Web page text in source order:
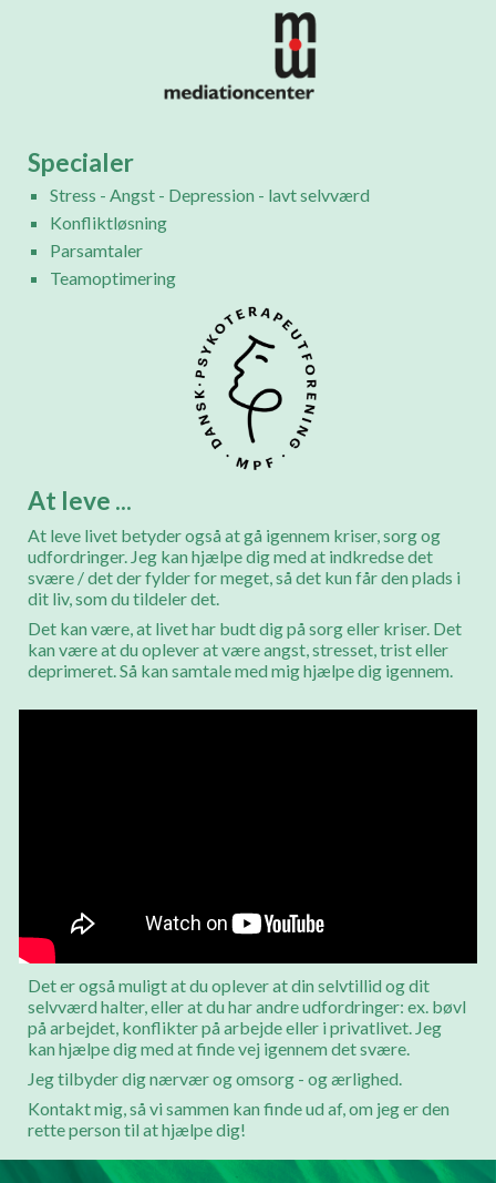
Specialer
Stress - Angst - Depression - lavt selvværd
Konfliktløsning
Parsamtaler
Teamoptimering
At leve ...
At leve livet betyder også at gå igennem kriser, sorg og
udfordringer. Jeg kan hjælpe dig med at indkredse det
svære / det der fylder for meget, så det kun får den plads i
dit liv, som du tildeler det.
Det kan være, at livet har budt dig på sorg eller kriser. Det
kan være at du oplever at være angst, stresset, trist eller
deprimeret. Så kan samtale med mig hjælpe dig igennem.
Det er også muligt at du oplever at din selvtillid og dit
selvværd halter, eller at du har andre udfordringer: ex. bøvl
på arbejdet, konflikter på arbejde eller i privatlivet. Jeg
kan hjælpe dig med at finde vej igennem det svære.
Jeg tilbyder dig nærvær og omsorg - og ærlighed.
Kontaktmig, så vi sammen kan finde ud af, om jeg er den
rette person til at hjælpe dig!